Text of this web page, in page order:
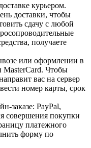
курьером.
доставки, чтобы
сдачу с любой
получаете
или оформлении в
MasterCard. Чтобы
вас на сервер
номер карты, срок
заказе: PayPal,
совершения покупки
платежного
форму по